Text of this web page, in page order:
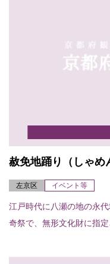
赦免地踊り（しゃめ
左京区 イベント等
江戸時代に八瀬の地の永
奇祭で、無形文化財に指